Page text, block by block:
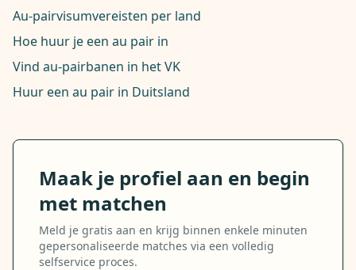
Au-pairvisumvereisten per land
Hoe huur je een au pair in
Vind au-pairbanen in het VK
Huur een au pair in Duitsland
Maak je profiel aan en begin
met matchen
Meld je gratis aan en krijg binnen enkele minuten
gepersonaliseerde matches via een volledig
selfservice proces.